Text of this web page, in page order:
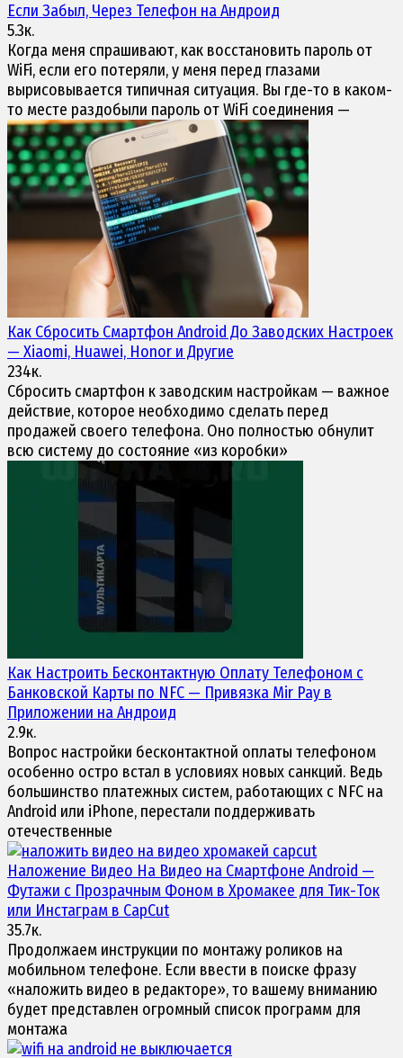
Если Забыл, Через Телефон на Андроид
5.3к.
Когда меня спрашивают, как восстановить пароль от
WiFi, если его потеряли, у меня перед глазами
вырисовывается типичная ситуация. Вы где-то в каком-
то месте раздобыли пароль от WiFi соединения —
Как Сбросить Смартфон Android До Заводских Настроек
— Xiaomi, Huawei, Honor и Другие
234к.
Сбросить смартфон к заводским настройкам — важное
действие, которое необходимо сделать перед
продажей своего телефона. Оно полностью обнулит
всю систему до состояние «из коробки»
Как Настроить Бесконтактную Оплату Телефоном с
Банковской Карты по NFC — Привязка Mir Pay в
Приложении на Андроид
2.9к.
Вопрос настройки бесконтактной оплаты телефоном
особенно остро встал в условиях новых санкций. Ведь
большинство платежных систем, работающих с NFC на
Android или iPhone, перестали поддерживать
отечественные
Наложение Видео На Видео на Смартфоне Android —
Футажи с Прозрачным Фоном в Хромакее для Тик-Ток
или Инстаграм в CapCut
35.7к.
Продолжаем инструкции по монтажу роликов на
мобильном телефоне. Если ввести в поиске фразу
«наложить видео в редакторе», то вашему вниманию
будет представлен огромный список программ для
монтажа